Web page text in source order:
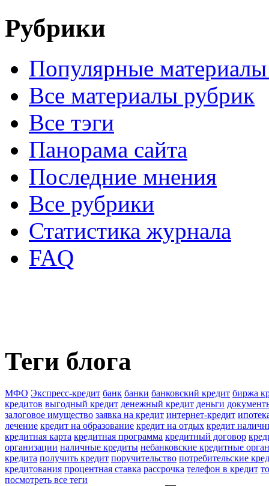
Рубрики
Популярные
Все материалы рубрик
Все тэги
Панорама сайта
Последние мнения
Все рубрики
Статистика журнала
FAQ
Теги блога
МФО Экспресс-кредит банк банки банковский кредит биржа
кредитов выгодный кредит денежный кредит деньги
залоговое имущество заявка на кредит интернет-кредит
лечение кредит на образование кредит на отдых кредит
кредитная карта кредитная программа кредитный договор
организации наличные кредиты небанковские кредитные
кредита получить кредит поручительство потребительские
кредитования процентная ставка рассрочка телефон в кредит
посмотреть все теги